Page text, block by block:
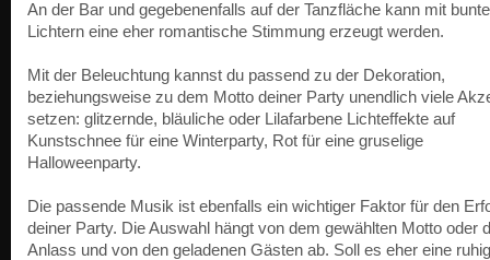
An der Bar und gegebenenfalls auf der Tanzfläche kann mit
Lichtern eine eher romantische Stimmung erzeugt werden.
Mit der Beleuchtung kannst du passend zu der Dekoration,
beziehungsweise zu dem Motto deiner Party unendlich viele
setzen: glitzernde, bläuliche oder Lilafarbene Lichteffekte auf
Kunstschnee für eine Winterparty, Rot für eine gruselige
Halloweenparty.
Die passende Musik ist ebenfalls ein wichtiger Faktor für den
deiner Party. Die Auswahl hängt von dem gewählten Motto oder
Anlass und von den geladenen Gästen ab. Soll es eher eine